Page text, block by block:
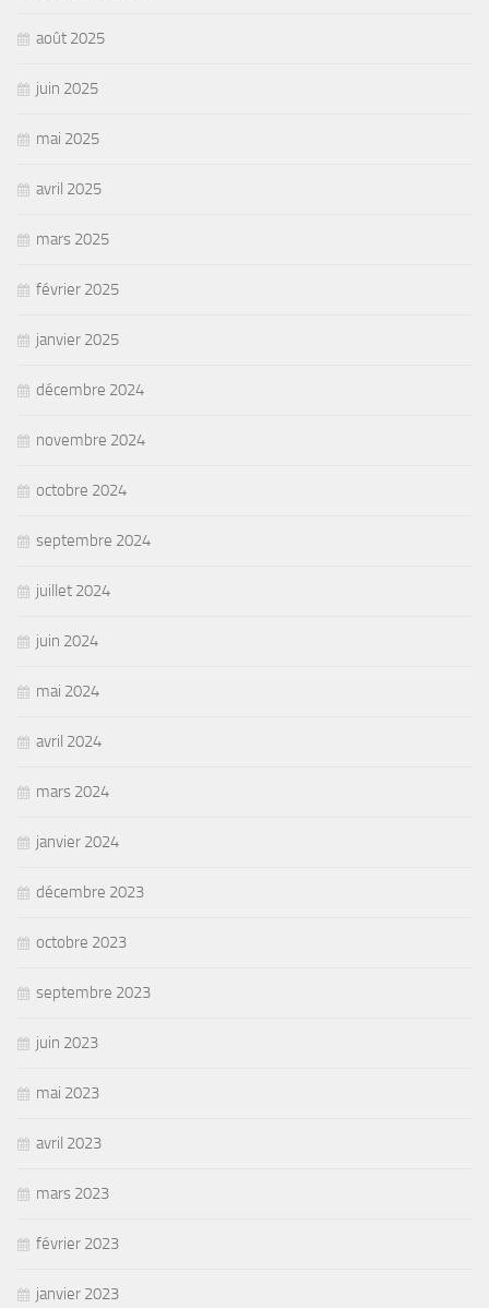
août 2025
juin 2025
mai 2025
avril 2025
mars 2025
février 2025
janvier 2025
décembre 2024
novembre 2024
octobre 2024
septembre 2024
juillet 2024
juin 2024
mai 2024
avril 2024
mars 2024
janvier 2024
décembre 2023
octobre 2023
septembre 2023
juin 2023
mai 2023
avril 2023
mars 2023
février 2023
janvier 2023